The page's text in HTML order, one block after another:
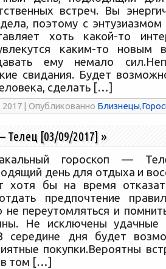
встреч. Вы
поэтому с энтузиазмом
хоть какой-то
каким-то новым
ему немало
свидания. Будет
сделать […]
2017 | Опубликованно Близнецы,
Телец [03/09/2017] »
гороскоп —
день для отдыха и
хотя бы на время
предпочтение
не переутомляться и
Не исключены удачные
дня будет
покупки.Вероятны
в том […]